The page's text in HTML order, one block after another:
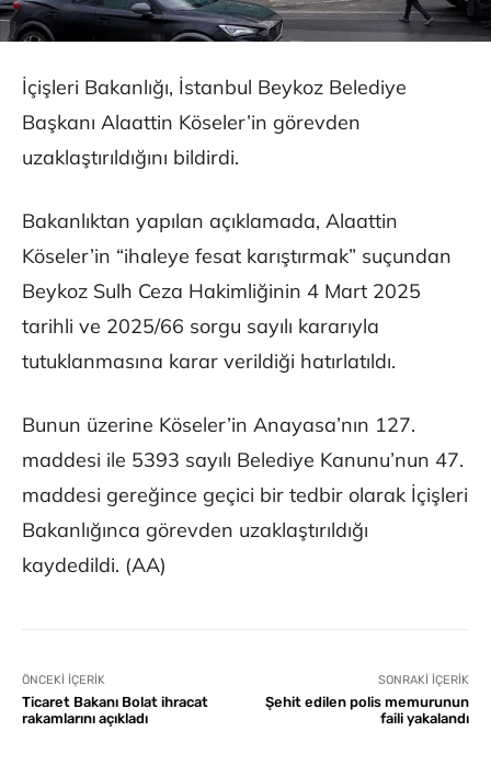
İçişleri Bakanlığı, İstanbul Beykoz Belediye
Başkanı Alaattin Köseler’in görevden
uzaklaştırıldığını bildirdi.
Bakanlıktan yapılan açıklamada, Alaattin
Köseler’in “ihaleye fesat karıştırmak” suçundan
Beykoz Sulh Ceza Hakimliğinin 4 Mart 2025
tarihli ve 2025/66 sorgu sayılı kararıyla
tutuklanmasına karar verildiği hatırlatıldı.
Bunun üzerine Köseler’in Anayasa’nın 127.
maddesi ile 5393 sayılı Belediye Kanunu’nun 47.
maddesi gereğince geçici bir tedbir olarak İçişleri
Bakanlığınca görevden uzaklaştırıldığı
kaydedildi. (AA)
ÖNCEKI İÇERIK
Ticaret Bakanı Bolat ihracat
rakamlarını açıkladı
SONRAKI İÇERIK
Şehit edilen polis memurunun
faili yakalandı